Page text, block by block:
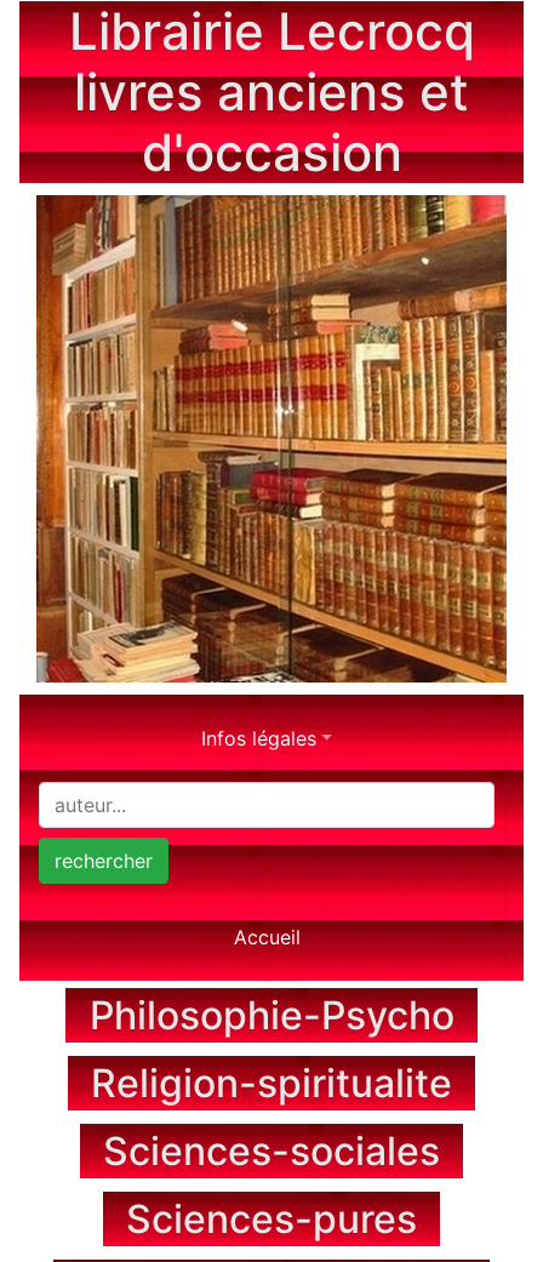
Librairie Lecrocq
livres anciens et
d'occasion
Infos légales
rechercher
Accueil
Philosophie-Psycho
Religion-spiritualite
Sciences-sociales
Sciences-pures